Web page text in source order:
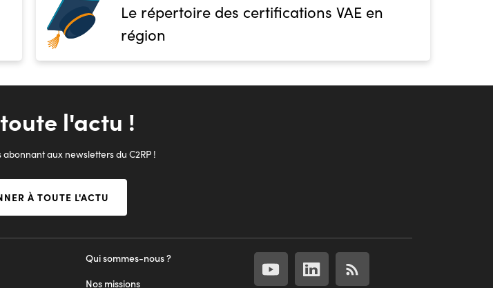
Le répertoire des certifications VAE en
région
l'actu !
aux newsletters du C2RP !
À TOUTE L'ACTU
Qui sommes-nous ?
Nos missions